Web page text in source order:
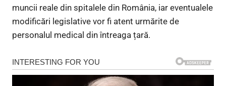
muncii reale din spitalele din România, iar eventualele
modificări legislative vor fi atent urmărite de
personalul medical din întreaga țară.